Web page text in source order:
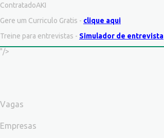
ContratadoAKI
Gere um Curriculo Gratis - clique aqui
Treine para entrevistas - Simulador de entrevista
"/>
Vagas
Empresas